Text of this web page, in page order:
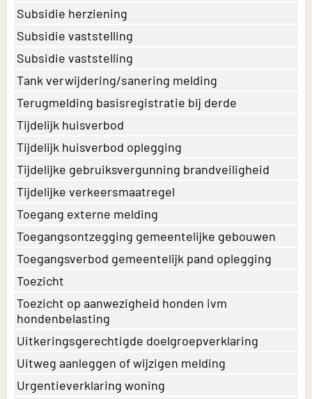
Subsidie herziening
Subsidie vaststelling
Subsidie vaststelling
Tank verwijdering/sanering melding
Terugmelding basisregistratie bij derde
Tijdelijk huisverbod
Tijdelijk huisverbod oplegging
Tijdelijke gebruiksvergunning brandveiligheid
Tijdelijke verkeersmaatregel
Toegang externe melding
Toegangsontzegging gemeentelijke gebouwen
Toegangsverbod gemeentelijk pand oplegging
Toezicht
Toezicht op aanwezigheid honden ivm
hondenbelasting
Uitkeringsgerechtigde doelgroepverklaring
Uitweg aanleggen of wijzigen melding
Urgentieverklaring woning